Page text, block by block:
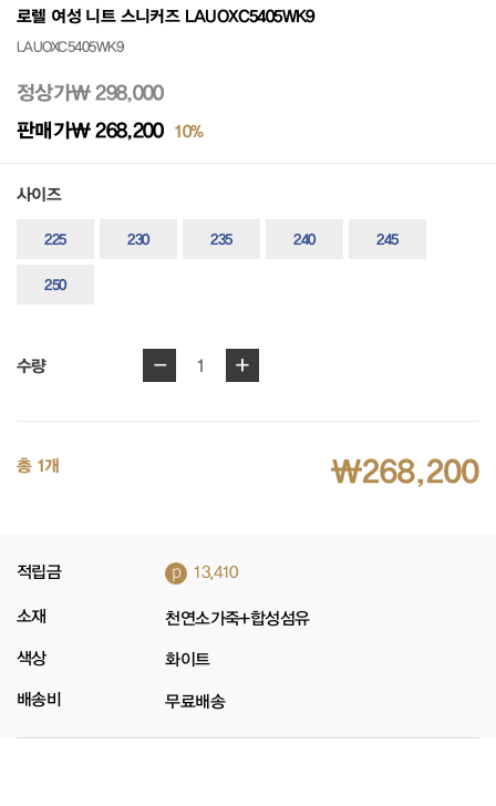
로렐 여성 니트 스니커즈 LAUOXC5405WK9
LAUOXC5405WK9
정상가₩ 298,000
판매가₩ 268,200 10%
사이즈
225 230 235 240 245
250
수량 - 1 +
총 1개 ₩268,200
적립금 p 13,410
소재 천연소가죽+합성섬유
색상 화이트
배송비 무료배송